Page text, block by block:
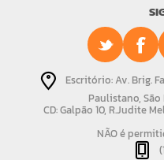
Escritório: Av. Brig.
Paulistano, São
CD: Galpão 10, R.Judite
NÃO é